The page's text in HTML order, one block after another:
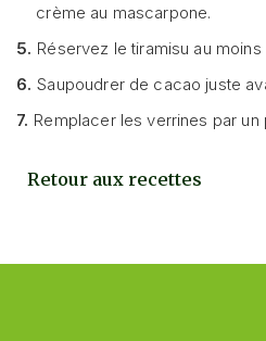
crème au mascarpone.
5. Réservez le tiramisu au
6. Saupoudrer de cacao juste
7. Remplacer les verrines par un
Retour aux recettes